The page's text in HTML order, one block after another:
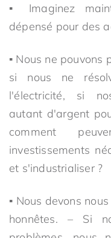
▪ Imaginez
dépensé pour des
▪ Nous ne pouvons
si nous ne
l'électricité, si
autant d'argent
comment
investissements
et s'industrialiser ?
▪ Nous devons
honnêtes. – Si